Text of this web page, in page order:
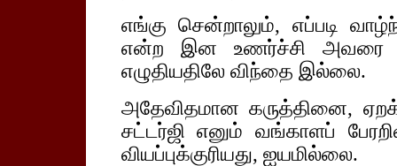
எங்கு சென்றாலும், எப்படி
என்ற இன உணர்ச்சி அவரை
எழுதியதிலே விந்தை இல்லை.
அதேவிதமான கருத்தினை,
சட்டர்ஜி எனும் வங்காளப்
வியப்புக்குரியது, ஐயமில்லை.